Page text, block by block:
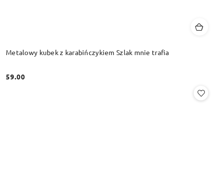
Metalowy kubek z karabińczykiem Szlak mnie trafia
Cena:
59.00